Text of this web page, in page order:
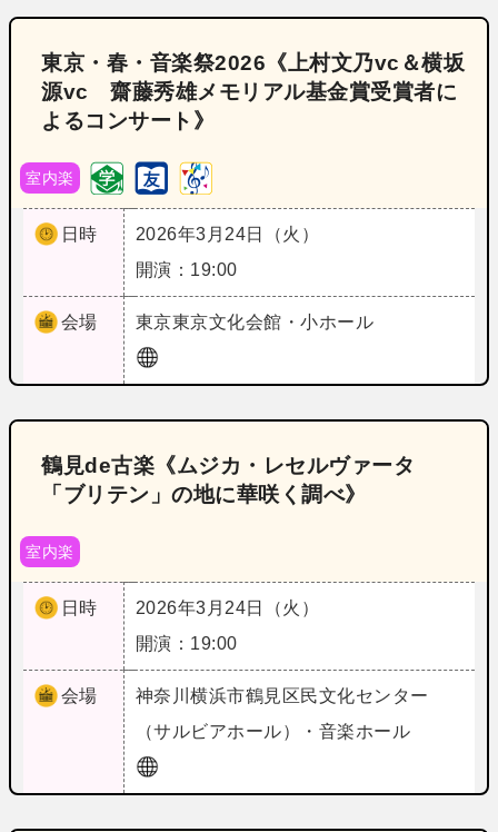
東京・春・音楽祭2026《上村文乃vc＆横坂
源vc 齋藤秀雄メモリアル基金賞受賞者に
よるコンサート》
室内楽
日時
2026年3月24日（火）
開演：19:00
会場 東京東京文化会館・小ホール
鶴見de古楽《ムジカ・レセルヴァータ
「ブリテン」の地に華咲く調べ》
室内楽
日時
2026年3月24日（火）
開演：19:00
会場 神奈川横浜市鶴見区民文化センター
（サルビアホール）・音楽ホール